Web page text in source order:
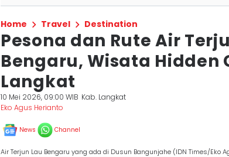
Home Travel Destination
Pesona dan Rute Air
Bengaru, Wisata Hidden
Langkat
10 Mei 2026, 09:00 WIB Kab. Langkat
Eko Agus Herianto
News Channel
Air Terjun Lau Bengaru yang ada di Dusun Bangunjahe (IDN Times/Eko